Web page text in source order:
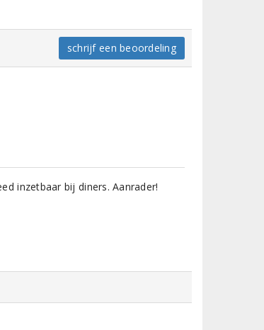
schrijf een beoordeling
inzetbaar bij diners. Aanrader!